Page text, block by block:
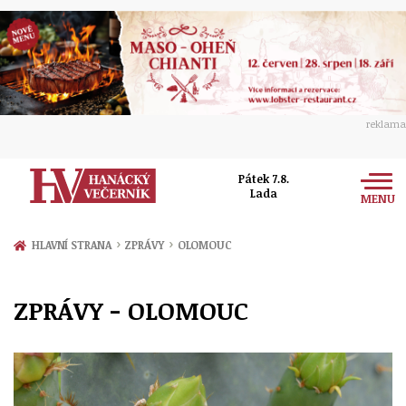
reklama
Pátek 7.8.
Lada
MENU
Zprávy
Přerov
Politika
Ekonomika
Kultura
Hudba
Společnost
Ženy
Sport
HLAVNÍ STRANA › ZPRÁVY › OLOMOUC
ZPRÁVY - OLOMOUC